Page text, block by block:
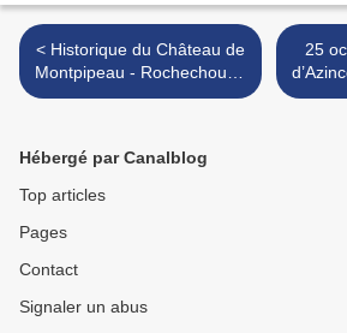
< Historique du Château de
Montpipeau - Rochechouart
: 18 juin 1429 passage de
25
Fou
Hébergé par Canalblog
Top articles
Pages
Contact
Signaler un abus